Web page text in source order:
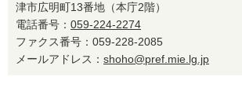
津市広明町13番地（本庁2階）
電話番号： 059-224-2274
ファクス番号：059-228-2085
メールアドレス： shoho@pref.mie.lg.jp